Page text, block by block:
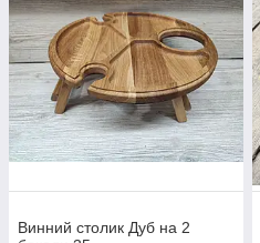
Винний столик Дуб на 2